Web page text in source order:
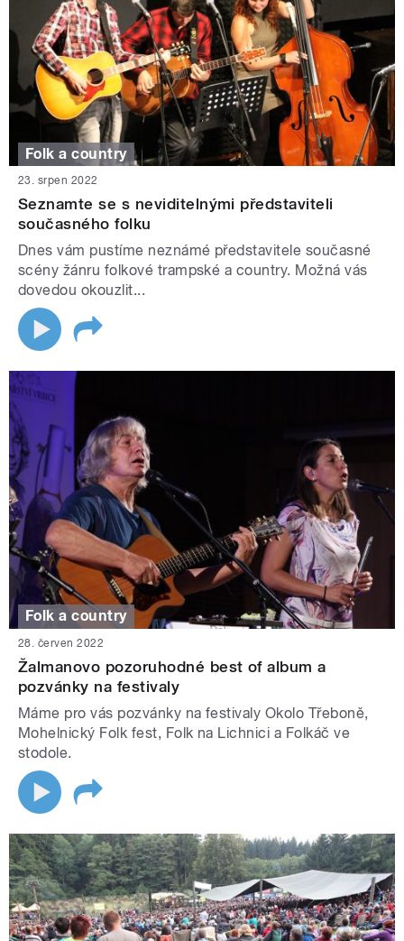
Folk a country
23. srpen 2022
Seznamte se s neviditelnými představiteli
současného folku
Dnes vám pustíme neznámé představitele současné
scény žánru folkové trampské a country. Možná vás
dovedou okouzlit...
Folk a country
28. červen 2022
Žalmanovo pozoruhodné best of album a
pozvánky na festivaly
Máme pro vás pozvánky na festivaly Okolo Třeboně,
Mohelnický Folk fest, Folk na Lichnici a Folkáč ve
stodole.